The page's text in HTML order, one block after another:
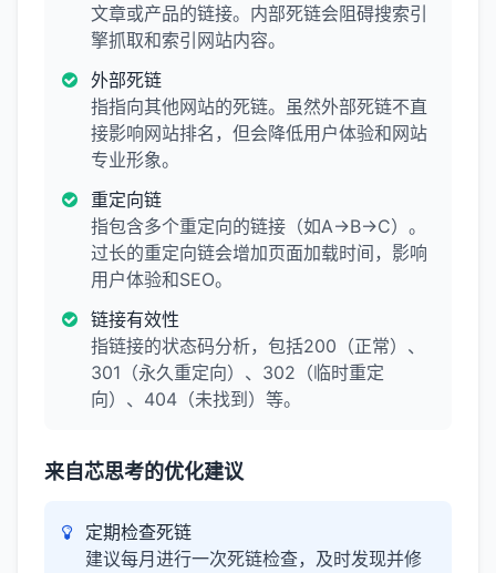
文章或产品的链接。内部死链会阻碍搜索引
擎抓取和索引网站内容。
外部死链
指指向其他网站的死链。虽然外部死链不直
接影响网站排名，但会降低用户体验和网站
专业形象。
重定向链
指包含多个重定向的链接（如A→B→C）。
过长的重定向链会增加页面加载时间，影响
用户体验和SEO。
链接有效性
指链接的状态码分析，包括200（正常）、
301（永久重定向）、302（临时重定
向）、404（未找到）等。
来自芯思考的优化建议
定期检查死链
建议每月进行一次死链检查，及时发现并修